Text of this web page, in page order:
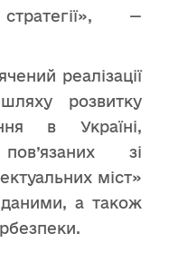
—
реалізації
розвитку
в Україні,
зі
міст»
а також